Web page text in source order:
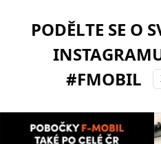
PODĚLTE SE O
#FMOBIL